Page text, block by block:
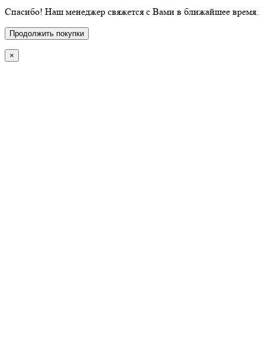
Спасибо! Наш менеджер свяжется с Вами в ближайшее время.
Продолжить покупки
×